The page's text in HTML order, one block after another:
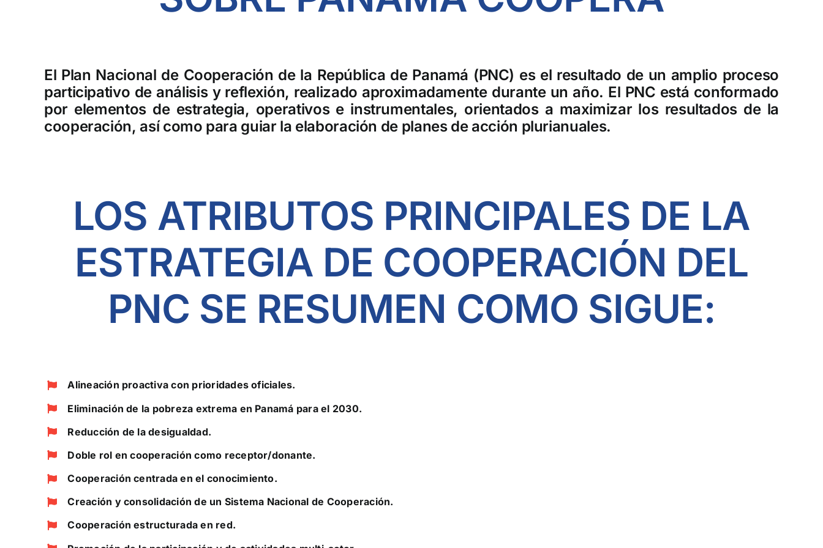
El Plan Nacional de Cooperación de la República de Panamá (PNC) es el resultado de un amplio proceso
participativo de análisis y reflexión, realizado aproximadamente durante un año. El PNC está conformado
por elementos de estrategia, operativos e instrumentales, orientados a maximizar los resultados de la
cooperación, así como para guiar la elaboración de planes de acción plurianuales.
LOS ATRIBUTOS PRINCIPALES DE LA
ESTRATEGIA DE COOPERACIÓN DEL
PNC SE RESUMEN COMO SIGUE:
Alineación proactiva con prioridades oficiales.
Eliminación de la pobreza extrema en Panamá para el 2030.
Reducción de la desigualdad.
Doble rol en cooperación como receptor/donante.
Cooperación centrada en el conocimiento.
Creación y consolidación de un Sistema Nacional de Cooperación.
Cooperación estructurada en red.